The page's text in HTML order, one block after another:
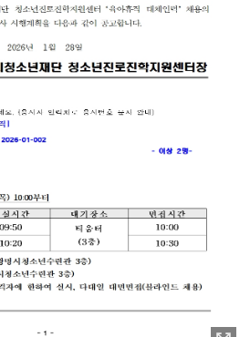
이미지 확대보기